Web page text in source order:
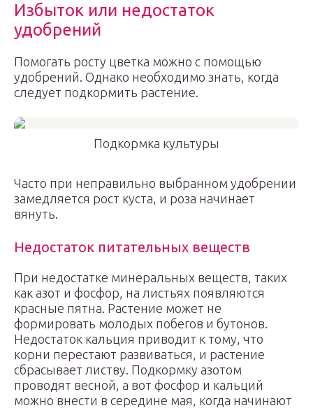
Избыток или недостаток
удобрений
Помогать росту цветка можно с помощью
удобрений. Однако необходимо знать, когда
следует подкормить растение.
Подкормка культуры
Часто при неправильно выбранном удобрении
замедляется рост куста, и роза начинает
вянуть.
Недостаток питательных веществ
При недостатке минеральных веществ, таких
как азот и фосфор, на листьях появляются
красные пятна. Растение может не
формировать молодых побегов и бутонов.
Недостаток кальция приводит к тому, что
корни перестают развиваться, и растение
сбрасывает листву. Подкормку азотом
проводят весной, а вот фосфор и кальций
можно внести в середине мая, когда начинают